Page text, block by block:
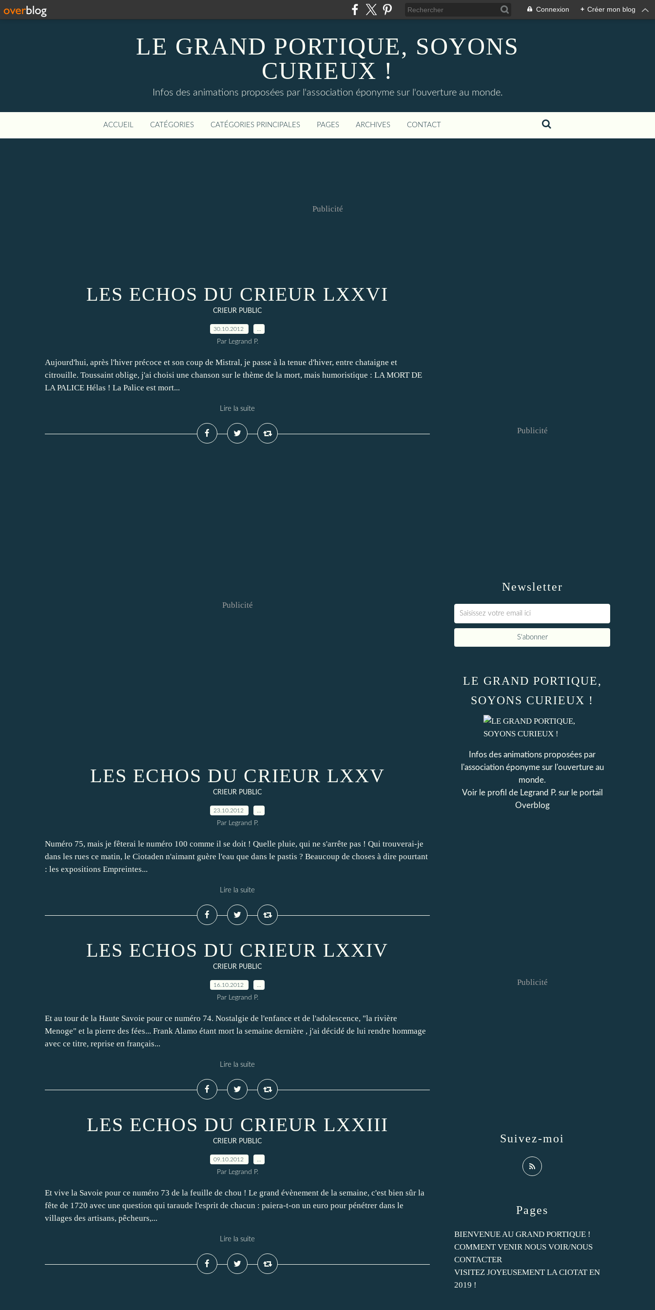
Connexion + Créer mon blog
LE GRAND PORTIQUE, SOYONS
CURIEUX !
Infos des animations proposées par l'association éponyme sur l'ouverture au monde.
ACCUEIL CATÉGORIES CATÉGORIES PRINCIPALES PAGES ARCHIVES CONTACT
Publicité
LES ECHOS DU CRIEUR LXXVI
CRIEUR PUBLIC
30.10.2012
Par Legrand P.
Aujourd'hui, après l'hiver précoce et son coup de Mistral, je passe à la tenue d'hiver, entre chataigne et
citrouille. Toussaint oblige, j'ai choisi une chanson sur le thème de la mort, mais humoristique : LA MORT DE
LA PALICE Hélas ! La Palice est mort...
Lire la suite
Publicité
LES ECHOS DU CRIEUR LXXV
CRIEUR PUBLIC
23.10.2012
Par Legrand P.
Numéro 75, mais je fêterai le numéro 100 comme il se doit ! Quelle pluie, qui ne s'arrête pas ! Qui trouverai-je
dans les rues ce matin, le Ciotaden n'aimant guère l'eau que dans le pastis ? Beaucoup de choses à dire pourtant
: les expositions Empreintes...
Lire la suite
LES ECHOS DU CRIEUR LXXIV
CRIEUR PUBLIC
16.10.2012
Par Legrand P.
Et au tour de la Haute Savoie pour ce numéro 74. Nostalgie de l'enfance et de l'adolescence, "la rivière
Menoge" et la pierre des fées... Frank Alamo étant mort la semaine dernière , j'ai décidé de lui rendre hommage
avec ce titre, reprise en français...
Lire la suite
LES ECHOS DU CRIEUR LXXIII
CRIEUR PUBLIC
09.10.2012
Par Legrand P.
Et vive la Savoie pour ce numéro 73 de la feuille de chou ! Le grand évènement de la semaine, c'est bien sûr la
fête de 1720 avec une question qui taraude l'esprit de chacun : paiera-t-on un euro pour pénétrer dans le
villages des artisans, pêcheurs,...
Lire la suite
Newsletter
Publicité
Pages
BIENVENUE AU GRAND PORTIQUE !
COMMENT VENIR NOUS VOIR/NOUS
CONTACTER
VISITEZ JOYEUSEMENT LA CIOTAT EN
2019 !
LE GRAND PORTIQUE,
SOYONS CURIEUX !
Infos des animations proposées par
l'association éponyme sur l'ouverture au
monde.
Voir le profil de Legrand P. sur le portail
Overblog
Suivez-moi
Publicité